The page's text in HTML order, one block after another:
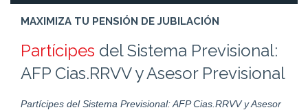
MAXIMIZA TU PENSIÓN DE JUBILACIÓN
Partícipes del Sistema Previsional:
AFP Cias.RRVV y Asesor Previsional
Partícipes del Sistema Previsional: AFP Cias.RRVV y Asesor